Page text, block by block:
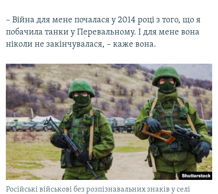
– Війна для мене почалася у 2014 році з того, що я
побачила танки у Перевальному. І для мене вона
ніколи не закінчувалася, – каже вона.
Російські військові без розпізнавальних знаків у селі